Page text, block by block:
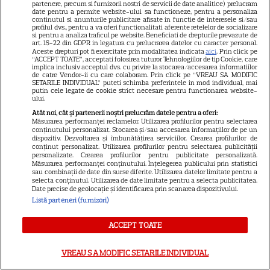
GSP
Știri mondene
Avantaje
Elle
Unica
URMĂREȘTE-NE PE
Copyright 2026 Ringier Romania – Toate Drepturile rezervate
partenere, precum si furnizorii nostri de servicii de date analitice) prelucram
date pentru a permite website-ului sa functioneze, pentru a personaliza
continutul si anunturile publicitare afisate in functie de interesele si/sau
profilul dvs., pentru a va oferi functionalitati aferente retelelor de socializare
si pentru a analiza traficul pe website. Beneficiati de drepturile prevazute de
art. 15-22 din GDPR in legatura cu prelucrarea datelor cu caracter personal.
Aceste drepturi pot fi exercitate prin modalitatea indicataaici. Prin click pe
“ACCEPT TOATE”, acceptati folosirea tuturor Tehnologiilor de tip Cookie, care
implica inclusiv acceptul dvs. cu privire la stocarea/accesarea informatiilor
de catre Vendor-ii cu care colaboram. Prin click pe “VREAU SA MODIFIC
SETARILE INDIVIDUAL” puteti schimba preferintele in mod individual, mai
putin cele legate de cookie strict necesare pentru functionarea website-
ului.
Atât noi, cât și partenerii noștri prelucrăm datele pentru a oferi:
Măsurarea performanței reclamelor. Utilizarea profilurilor pentru selectarea
conținutului personalizat. Stocarea și/sau accesarea informațiilor de pe un
dispozitiv. Dezvoltarea și îmbunătățirea serviciilor. Crearea profilurilor de
conținut personalizat. Utilizarea profilurilor pentru selectarea publicității
personalizate. Crearea profilurilor pentru publicitate personalizată.
Măsurarea performanței conținutului. Înțelegerea publicului prin statistici
sau combinații de date din surse diferite. Utilizarea datelor limitate pentru a
selecta conținutul. Utilizarea de date limitate pentru a selecta publicitatea.
Date precise de geolocație și identificarea prin scanarea dispozitivului.
Listă parteneri (furnizori)
ACCEPT TOATE
VREAU SA MODIFIC SETARILE INDIVIDUAL